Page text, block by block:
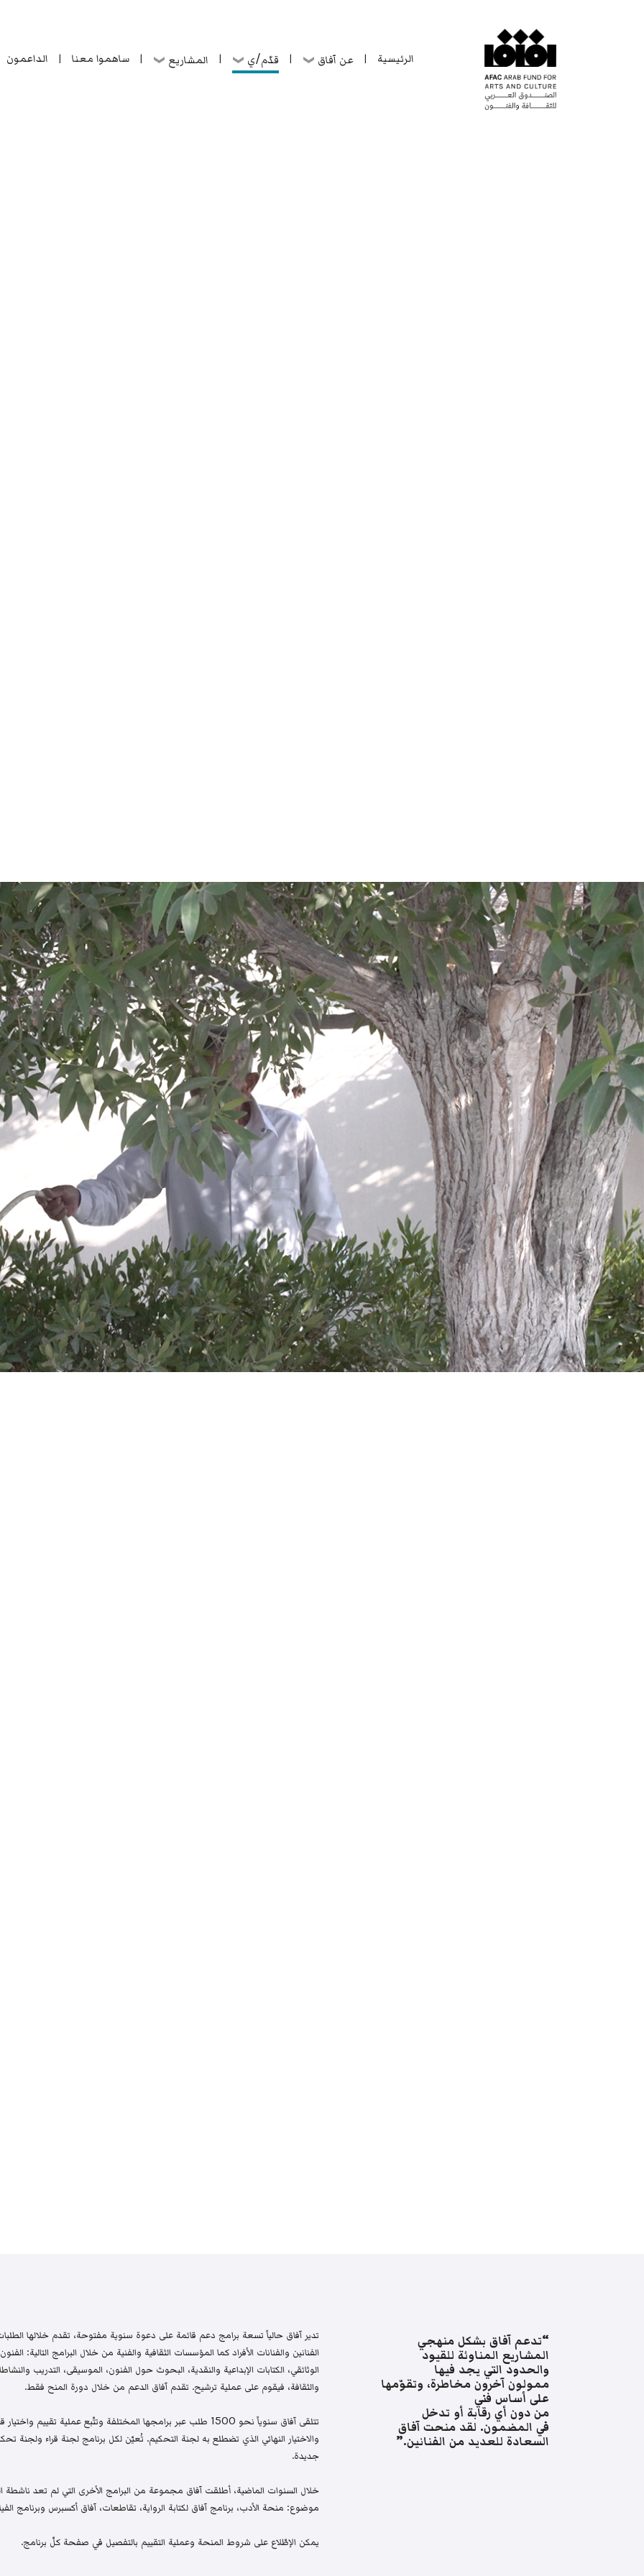
الرئيسية | عن آفاق | قدّم/ي | المشاريع | ساهموا معنا | الداعمون
“تدعم آفاق بشكل منهجي
المشاريع المناوئة للقيود
والحدود التي يجد فيها
ممولون آخرون مخاطرة، وتقوّمها
على أساس فني
من دون أي رقابة أو تدخل
في المضمون. لقد منحت آفاق
السعادة للعديد من الفنانين.”
تدير آفاق حالياً تسعة برامج دعم قائمة على دعوة سنوية مفتوحة، تقدم خلالها
الفنانين والفنانات الأفراد كما المؤسسات الثقافية والفنية من خلال البرامج التالية:
الوثائقي، الكتابات الإبداعية والنقدية، البحوث حول الفنون، الموسيقى، التدريب
والثقافة، فيقوم على عملية ترشيح. تقدم آفاق الدعم من خلال دورة المنح فقط.
تتلقى آفاق سنوياً نحو 1500 طلب عبر برامجها المختلفة وتتّبع عملية
والاختيار النهائي الذي تضطلع به لجنة التحكيم. تُعيّن لكل برنامج لجنة قراء
جديدة.
خلال السنوات الماضية، أطلقت آفاق مجموعة من البرامج الأخرى التي لم تعد ناشطة
موضوع: منحة الأدب، برنامج آفاق لكتابة الرواية، تقاطعات، آفاق أكسبرس وبرنامج
يمكن الإطّلاع على شروط المنحة وعملية التقييم بالتفصيل في صفحة كلّ برنامج.